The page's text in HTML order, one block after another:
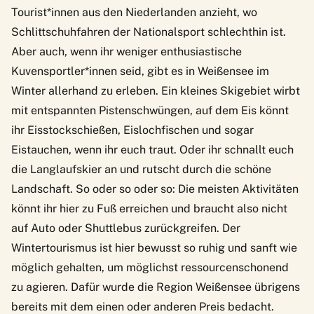
Tourist*innen aus den Niederlanden anzieht, wo
Schlittschuhfahren der Nationalsport schlechthin ist.
Aber auch, wenn ihr weniger enthusiastische
Kuvensportler*innen seid, gibt es in Weißensee im
Winter allerhand zu erleben. Ein kleines Skigebiet wirbt
mit entspannten Pistenschwüngen, auf dem Eis könnt
ihr Eisstockschießen, Eislochfischen und sogar
Eistauchen, wenn ihr euch traut. Oder ihr schnallt euch
die Langlaufskier an und rutscht durch die schöne
Landschaft. So oder so oder so: Die meisten Aktivitäten
könnt ihr hier zu Fuß erreichen und braucht also nicht
auf Auto oder Shuttlebus zurückgreifen. Der
Wintertourismus ist hier bewusst so ruhig und sanft wie
möglich gehalten, um möglichst ressourcenschonend
zu agieren. Dafür wurde die Region Weißensee übrigens
bereits mit dem einen oder anderen Preis bedacht.